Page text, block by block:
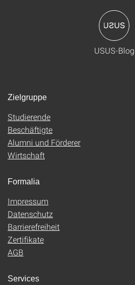
USUS-Blog
Zielgruppe
Studierende
Beschäftigte
Alumni und Förderer
Wirtschaft
Formalia
Impressum
Datenschutz
Barrierefreiheit
Zertifikate
AGB
Services